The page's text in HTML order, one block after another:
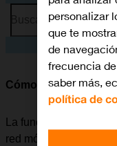
Busca por problema
Cómo conectarse a
La función de Wi-Fi
red móvil para
personalizar
que te
de
frecuencia
saber más,
política de